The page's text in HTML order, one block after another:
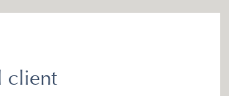
client